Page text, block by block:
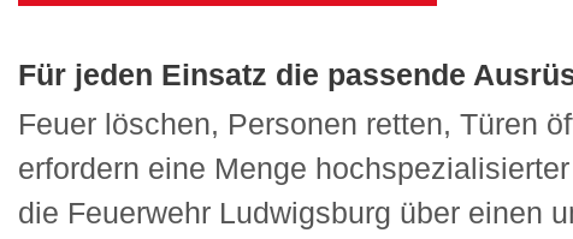
Für jeden Einsatz die passende
Feuer löschen, Personen retten, Türen
erfordern eine Menge
die Feuerwehr Ludwigsburg über einen